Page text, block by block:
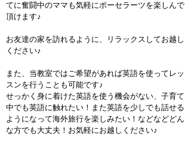
てに奮闘中のママも気軽にポーセラーツを楽しんで
頂けます♪
お友達の家を訪れるように、リラックスしてお越し
ください♪
また、当教室ではご希望があれば英語を使ってレッ
スンを行うことも可能です♪
せっかく身に着けた英語を使う機会がない、子育て
中でも英語に触れたい！また英語を少しでも話せる
ようになって海外旅行を楽しみたい！などなどどん
な方でも大丈夫！お気軽にお越しください♪